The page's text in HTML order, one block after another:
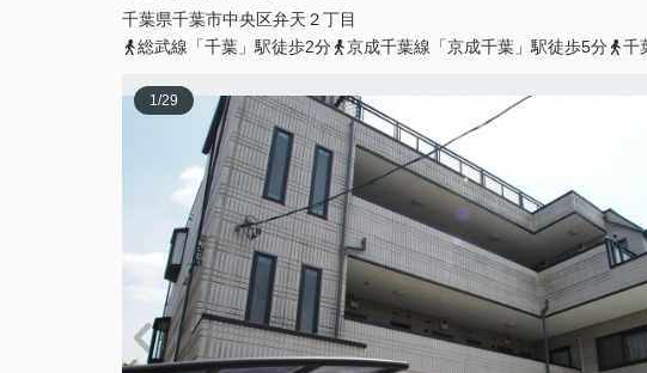
千葉県千葉市中央区弁天 ２丁目
総武線「千葉」駅徒歩2分
京成千葉線「京成千葉」駅徒歩5分 千
1/29